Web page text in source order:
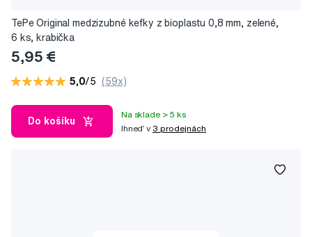
TePe Original medzizubné kefky z bioplastu 0,8 mm, zelené,
6 ks, krabička
5,95 €
5,0/5 (59x)
Do košíku
Na sklade > 5 ks
Ihneď v 3 prodejnách